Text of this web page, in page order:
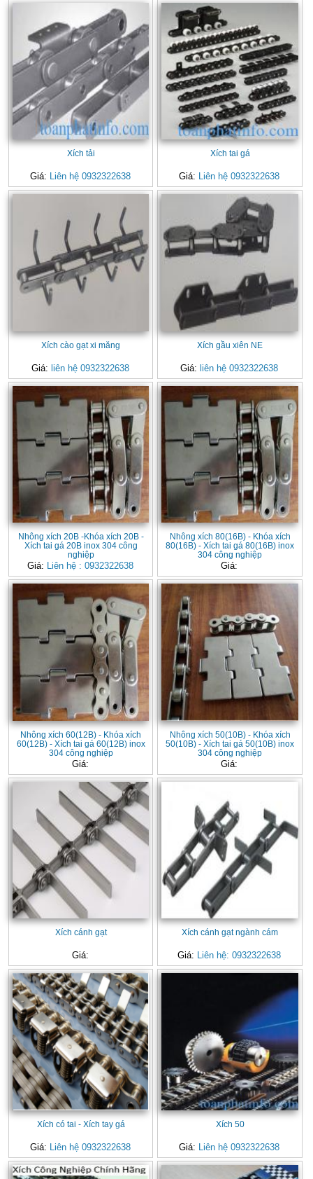
Xích tải
Giá: Liên hệ 0932322638
Xích tai gá
Giá: Liên hệ 0932322638
Xích cào gạt xi măng
Giá: liên hệ 0932322638
Xích gầu xiên NE
Giá: liên hệ 0932322638
Nhông xích 20B -Khóa xích 20B -
Xích tai gá 20B inox 304 công
nghiệp
Giá: Liên hệ : 0932322638
Nhông xích 80(16B) - Khóa xích
80(16B) - Xích tai gá 80(16B) inox
304 công nghiệp
Giá:
Nhông xích 60(12B) - Khóa xích
60(12B) - Xích tai gá 60(12B) inox
304 công nghiệp
Giá:
Nhông xích 50(10B) - Khóa xích
50(10B) - Xích tai gá 50(10B) inox
304 công nghiệp
Giá:
Xích cánh gạt
Giá:
Xích cánh gạt ngành cám
Giá: Liên hệ: 0932322638
Xích có tai - Xích tay gá
Giá: Liên hệ 0932322638
Xích 50
Giá: Liên hệ 0932322638